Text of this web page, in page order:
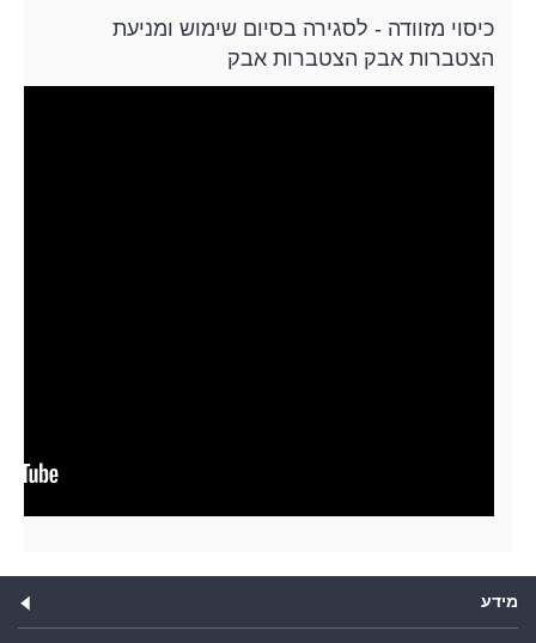
כיסוי מזוודה - לסגירה בסיום שימוש ומניעת
הצטברות אבק הצטברות אבק
מידע